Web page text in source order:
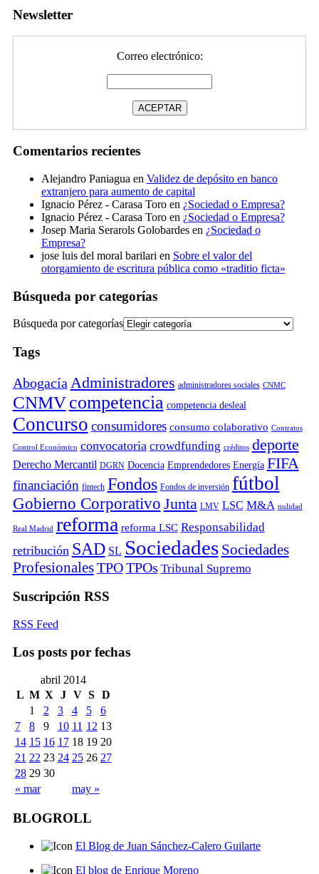
Newsletter
Correo electrónico:
Comentarios recientes
Alejandro Paniagua en Validez de depósito en banco
extranjero para aumento de capital
Ignacio Pérez - Carasa Toroen ¿Sociedad o Empresa?
Ignacio Pérez - Carasa Toroen ¿Sociedad o Empresa?
Josep Maria Serarols Golobardesen ¿Sociedad o
Empresa?
jose luis del moral barilari en Sobre el valor del
otorgamiento de escritura pública como «traditio ficta»
Búsqueda por categorías
Búsqueda por categorías
Tags
Abogacía Administradores administradores sociales CNMC
CNMV competencia competencia desleal
Concurso consumidores consumo colaborativo Contratos
Control Económico convocatoria crowdfunding créditos deporte
Derecho Mercantil DGRN Docencia Emprendedores Energía FIFA
financiación fintech Fondos Fondos de inversión fútbol
Gobierno Corporativo Junta LMV LSC M&A nulidad
Real Madrid reforma reforma LSC Responsabilidad
retribución SAD SL Sociedades Sociedades
Profesionales TPO TPOs Tribunal Supremo
Suscripción RSS
RSS Feed
Los posts por fechas
abril 2014
L M X J V S D
« mar may »
1 2 3 4 5
6
7
8 9 10 11 12 13
14 15 16 17 18 19 20
21 22 23 24 25 26 27
28 29 30
BLOGROLL
El Blog de Juan Sánchez-Calero Guilarte
El blog de Enrique Moreno